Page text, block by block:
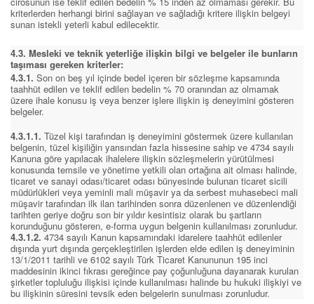
kriterlerden herhangi birini sağlayan ve sağladığı kritere ilişkin belgeyi
sunan istekli yeterli kabul edilecektir.
4.3. Mesleki ve teknik yeterliğe ilişkin bilgi ve belgeler ile bunların
taşıması gereken kriterler:
4.3.1. Son on beş yıl içinde bedel içeren bir sözleşme kapsamında
taahhüt edilen ve teklif edilen bedelin % 70 oranından az olmamak
üzere ihale konusu iş veya benzer işlere ilişkin iş deneyimini gösteren
belgeler.
4.3.1.1. Tüzel kişi tarafından iş deneyimini göstermek üzere kullanılan
belgenin, tüzel kişiliğin yarısından fazla hissesine sahip ve 4734 sayılı
Kanuna göre yapılacak ihalelere ilişkin sözleşmelerin yürütülmesi
konusunda temsile ve yönetime yetkili olan ortağına ait olması halinde,
ticaret ve sanayi odası/ticaret odası bünyesinde bulunan ticaret sicili
müdürlükleri veya yeminli mali müşavir ya da serbest muhasebeci mali
müşavir tarafından ilk ilan tarihinden sonra düzenlenen ve düzenlendiği
tarihten geriye doğru son bir yıldır kesintisiz olarak bu şartların
korunduğunu gösteren, e-forma uygun belgenin kullanılması zorunludur.
4.3.1.2. 4734 sayılı Kanun kapsamındaki idarelere taahhüt edilenler
dışında yurt dışında gerçekleştirilen işlerden elde edilen iş deneyiminin
13/1/2011 tarihli ve 6102 sayılı Türk Ticaret Kanununun 195 inci
maddesinin ikinci fıkrası gereğince pay çoğunluğuna dayanarak kurulan
şirketler topluluğu ilişkisi içinde kullanılması halinde bu hukuki ilişkiyi ve
bu ilişkinin süresini tevsik eden belgelerin sunulması zorunludur.